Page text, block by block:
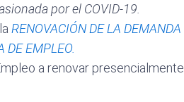
por el COVID-19.
RENOVACIÓN DE LA DEMANDA
DE EMPLEO.
a renovar presencialmente